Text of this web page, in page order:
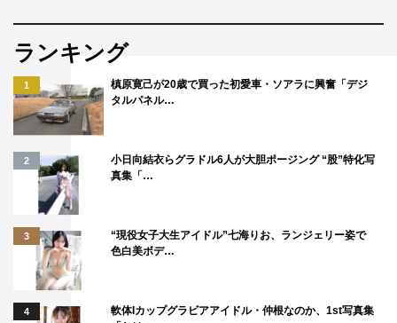
ランキング
1
槙原寛己が20歳で買った初愛車・ソアラに興奮「デジ
タルパネル…
2
小日向結衣らグラドル6人が大胆ポージング “股”特化写
真集「…
3
“現役女子大生アイドル”七海りお、ランジェリー姿で
色白美ボデ…
4
軟体Iカップグラビアアイドル・仲根なのか、1st写真集